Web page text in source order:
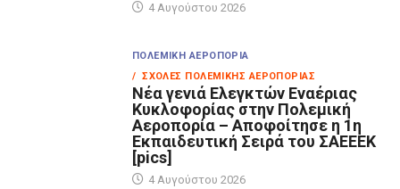
4 Αυγούστου 2026
ΠΟΛΕΜΙΚΉ ΑΕΡΟΠΟΡΊΑ
/ ΣΧΟΛΈΣ ΠΟΛΕΜΙΚΉΣ ΑΕΡΟΠΟΡΊΑΣ
Νέα γενιά Ελεγκτών Εναέριας
Κυκλοφορίας στην Πολεμική
Αεροπορία – Αποφοίτησε η 1η
Εκπαιδευτική Σειρά του ΣΑΕΕΕΚ
[pics]
4 Αυγούστου 2026